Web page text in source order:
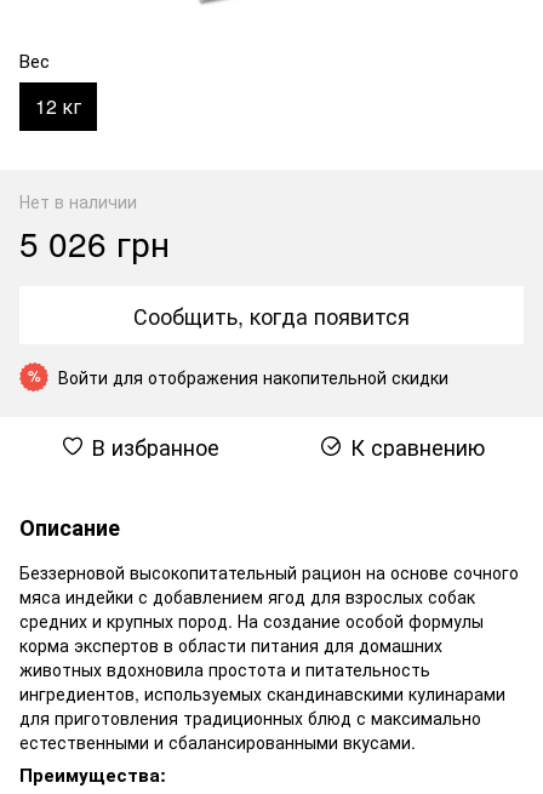
Вес
12 кг
Нет в наличии
5 026 грн
Сообщить, когда появится
% Войти для отображения накопительной скидки
В избранное К сравнению
Описание
Беззерновой высокопитательный рацион на основе сочного
мяса индейки с добавлением ягод для взрослых собак
средних и крупных пород. На создание особой формулы
корма экспертов в области питания для домашних
животных вдохновила простота и питательность
ингредиентов, используемых скандинавскими кулинарами
для приготовления традиционных блюд с максимально
естественными и сбалансированными вкусами.
Преимущества: